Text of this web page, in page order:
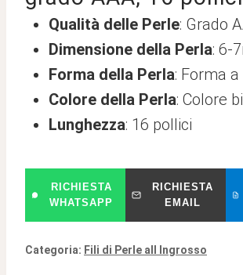
Qualità delle Perle: Grado
Dimensione della Perla: 6-
Forma della Perla: Forma
Colore della Perla: Colore
Lunghezza: 16 pollici
RICHIESTA
WHATSAPP
RICHIESTA
EMAIL
Categoria: Fili di Perle all Ingrosso